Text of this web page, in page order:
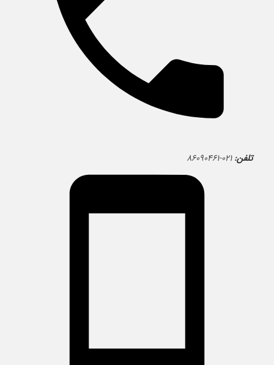
تلفن: ۰۲۱-۸۶۰۹۰۴۶۱